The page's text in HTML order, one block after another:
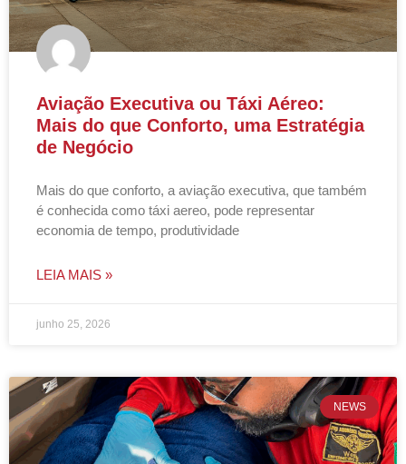
Aviação Executiva ou Táxi Aéreo:
Mais do que Conforto, uma Estratégia
de Negócio
Mais do que conforto, a aviação executiva, que também
é conhecida como táxi aereo, pode representar
economia de tempo, produtividade
LEIA MAIS »
junho 25, 2026
NEWS